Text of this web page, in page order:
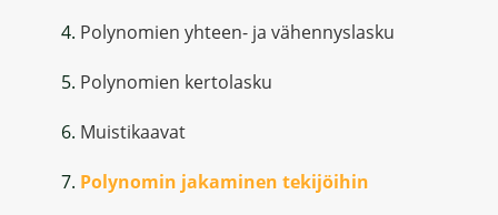
Polynomien yhteen- ja vähennyslasku
Polynomien kertolasku
Muistikaavat
Polynomin jakaminen tekijöihin